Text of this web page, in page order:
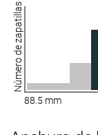
Número de zapatillas
88.5 mm